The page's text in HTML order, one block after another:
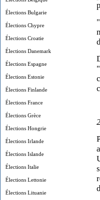
Élections Bulgarie
Élections Chypre
Élections Croatie
Élections Danemark
Élections Espagne
Élections Estonie
Élections Finlande
Élections France
Élections Grèce
Élections Hongrie
Élections Irlande
Élections Islande
Élections Italie
Élections Lettonie
Élections Lituanie